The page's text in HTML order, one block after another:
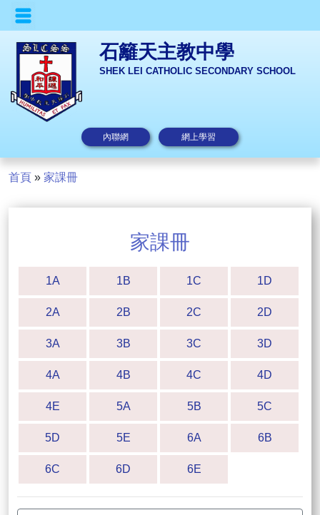
石籬天主教中學
SHEK LEI CATHOLIC SECONDARY SCHOOL
內聯網 網上學習
首頁 » 家課冊
家課冊
1A 1B 1C 1D
2A 2B 2C 2D
3A 3B 3C 3D
4A 4B 4C 4D
4E 5A 5B 5C
5D 5E 6A 6B
6C 6D 6E